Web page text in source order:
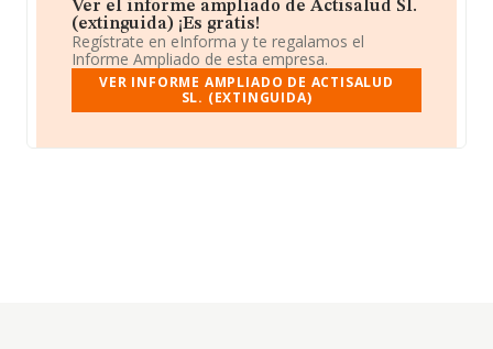
Ver el informe ampliado de Actisalud Sl.
(extinguida) ¡Es gratis!
Regístrate en eInforma y te regalamos el
Informe Ampliado de esta empresa.
VER INFORME AMPLIADO DE ACTISALUD
SL. (EXTINGUIDA)